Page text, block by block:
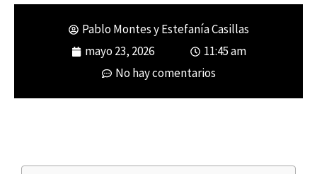
Los mejores paseos en barco de
Portugal
Pablo Montes y Estefanía Casillas
mayo 23, 2026
11:45 am
No hay comentarios